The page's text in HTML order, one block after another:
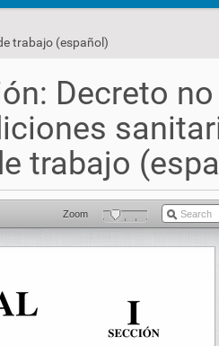
trabajo (español)
Decreto no
trabajo
Zoom